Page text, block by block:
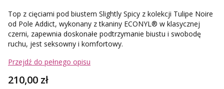
Top z cięciami pod biustem Slightly Spicy z kolekcji Tulipe Noire
od Pole Addict, wykonany z tkaniny ECONYL® w klasycznej
czerni, zapewnia doskonałe podtrzymanie biustu i swobodę
ruchu, jest seksowny i komfortowy.
Przejdź do pełnego opisu
Cena
210,00 zł